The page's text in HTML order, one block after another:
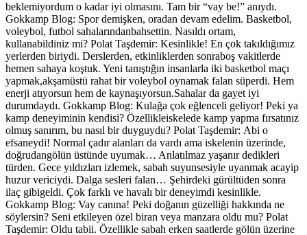
beklemiyordum o kadar iyi olmasını. Tam bir “vay be!” anıydı.
Gokkamp Blog: Spor demişken, oradan devam edelim. Basketbol,
voleybol, futbol sahalarındanbahsettin. Nasıldı ortam,
kullanabildiniz mi? Polat Taşdemir: Kesinlikle! En çok takıldığımız
yerlerden biriydi. Derslerden, etkinliklerden sonraboş vakitlerde
hemen sahaya koştuk. Yeni tanıştığın insanlarla iki basketbol maçı
yapmak,akşamüstü rahat bir voleybol oynamak falan süperdi. Hem
enerji atıyorsun hem de kaynaşıyorsun.Sahalar da gayet iyi
durumdaydı. Gokkamp Blog: Kulağa çok eğlenceli geliyor! Peki ya
kamp deneyiminin kendisi? Özellikleiskelede kamp yapma fırsatınız
olmuş sanırım, bu nasıl bir duyguydu? Polat Taşdemir: Abi o
efsaneydi! Normal çadır alanları da vardı ama iskelenin üzerinde,
doğrudangölün üstünde uyumak… Anlatılmaz yaşanır dedikleri
türden. Gece yıldızları izlemek, sabah suyunsesiyle uyanmak acayip
huzur vericiydi. Dalga sesleri falan… Şehirdeki gürültüden sonra
ilaç gibigeldi. Çok farklı ve havalı bir deneyimdi kesinlikle.
Gokkamp Blog: Vay canına! Peki doğanın güzelliği hakkında ne
söylersin? Seni etkileyen özel biran veya manzara oldu mu? Polat
Taşdemir: Oldu tabii. Özellikle sabah erken saatlerde gölün üzerine